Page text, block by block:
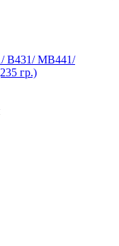
B431/ MB441/
гр.)